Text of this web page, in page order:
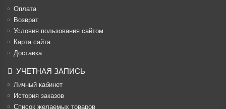
Оплата
Возврат
Условия пользования сайтом
Карта сайта
Доставка
УЧЕТНАЯ ЗАПИСЬ
Личный кабинет
История заказов
Список желаемых товаров